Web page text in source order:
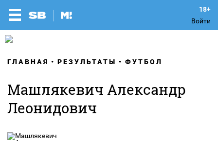
Войти
ГЛАВНАЯ РЕЗУЛЬТАТЫ ФУТБОЛ
Машлякевич Александр
Леонидович